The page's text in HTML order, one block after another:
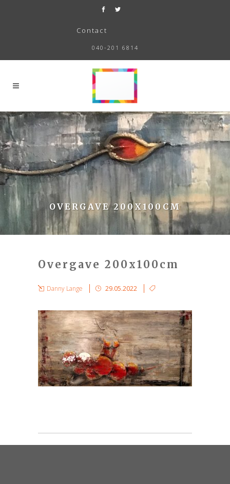
Contact
040-201 6814
OVERGAVE 200X100CM
Overgave 200x100cm
Danny Lange 29.05.2022